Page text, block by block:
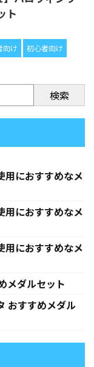
ト
向け 初心者向け
検索
用におすすめなメ
用におすすめなメ
用におすすめなメ
メダルセット
おすすめメダル